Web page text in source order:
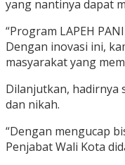
yang nantinya dapat
“Program LAPEH
Dengan inovasi ini,
masyarakat yang
Dilanjutkan, hadirnya
dan nikah.
“Dengan mengucap
Penjabat Wali Kota